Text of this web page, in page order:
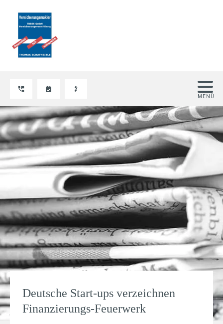
Deutsche Start-ups verzeichnen
Finanzierungs-Feuerwerk